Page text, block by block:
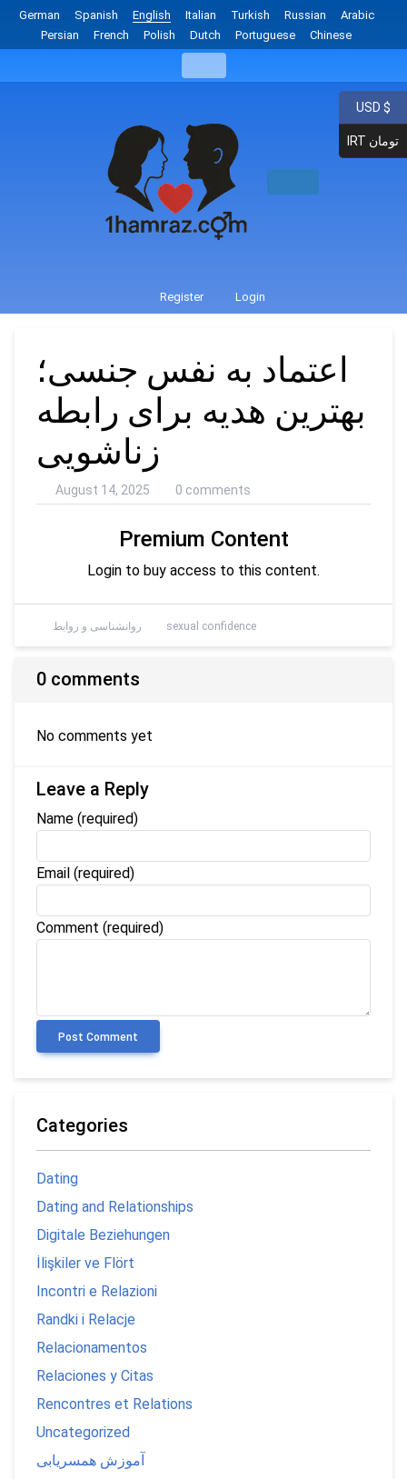
German Spanish English Italian Turkish Russian
Arabic
Persian
French Polish Dutch Portuguese Chinese
Register Login
اعتماد به نفس جنسی؛
بهترین هدیه برای رابطه
زناشویی
August 14, 2025 0 comments
Premium Content
Login to buy access to this content.
روانشناسی و روابط sexual confidence
0 comments
No comments yet
Leave a Reply
Name (required)
Email (required)
Comment (required)
Post Comment
Categories
Dating
Dating and Relationships
Digitale Beziehungen
İlişkiler ve Flört
Incontri e Relazioni
Randki i Relacje
Relacionamentos
Relaciones y Citas
Rencontres et Relations
Uncategorized
آموزش همسریابی
USD $
IRT تومان